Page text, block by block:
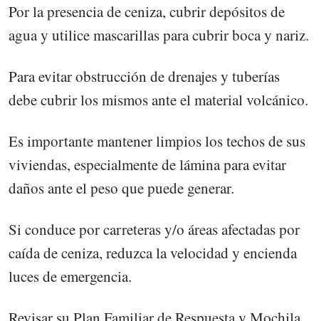
Por la presencia de ceniza, cubrir depósitos de
agua y utilice mascarillas para cubrir boca y nariz.
Para evitar obstrucción de drenajes y tuberías
debe cubrir los mismos ante el material volcánico.
Es importante mantener limpios los techos de sus
viviendas, especialmente de lámina para evitar
daños ante el peso que puede generar.
Si conduce por carreteras y/o áreas afectadas por
caída de ceniza, reduzca la velocidad y encienda
luces de emergencia.